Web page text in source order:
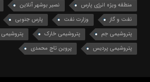
منطقه ویژه انرژی پارس
نصیر بوشهر آنلاین
نفت و گاز
وزارت نفت پارس جنوبی
پتروشیمی جم
پتروشیمی خارک
پتروشیمی پردیس
پروین تاج محمدی